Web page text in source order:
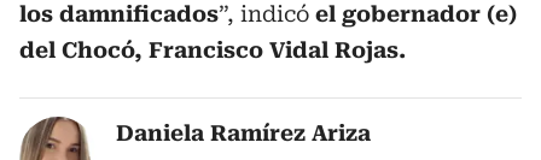
los damnificados”, indicó el gobernador (e)
del Chocó, Francisco Vidal Rojas.
Daniela Ramírez Ariza